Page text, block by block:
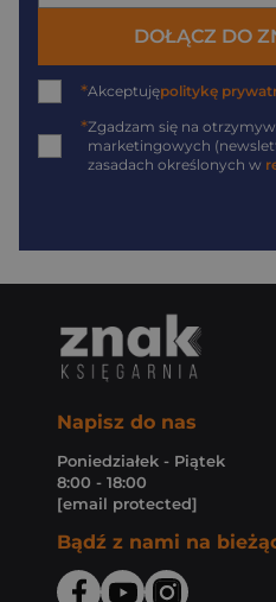
DOŁĄCZ DO
*Akceptujępolitykę
*Zgadzam się na
marketingowych
zasadach określonych w
Napisz do nas
Poniedziałek - Piątek
8:00 - 18:00
[email protected]
Bądź z nami na